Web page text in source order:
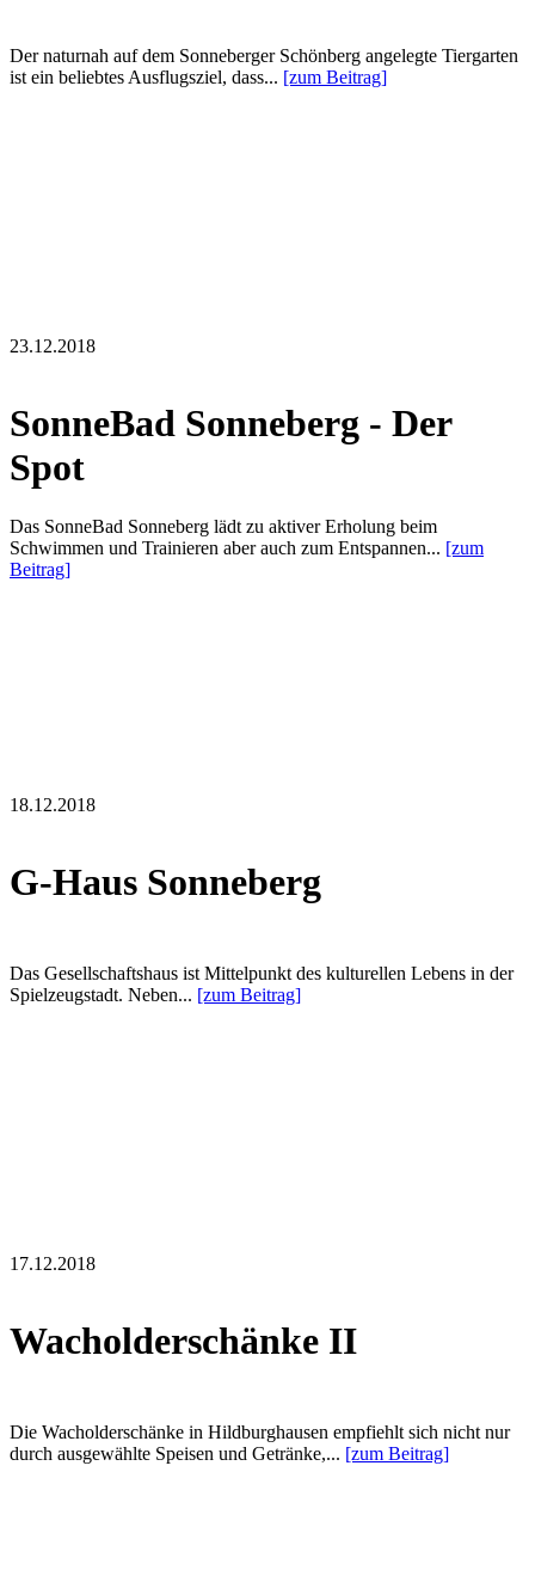
Der naturnah auf dem Sonneberger Schönberg angelegte Tiergarten
ist ein beliebtes Ausflugsziel, dass... [zum Beitrag]
23.12.2018
SonneBad Sonneberg - Der
Spot
Das SonneBad Sonneberg lädt zu aktiver Erholung beim
Schwimmen und Trainieren aber auch zum Entspannen... [zum
Beitrag]
18.12.2018
G-Haus Sonneberg
Das Gesellschaftshaus ist Mittelpunkt des kulturellen Lebens in der
Spielzeugstadt. Neben... [zum Beitrag]
17.12.2018
Wacholderschänke II
Die Wacholderschänke in Hildburghausen empfiehlt sich nicht nur
durch ausgewählte Speisen und Getränke,... [zum Beitrag]